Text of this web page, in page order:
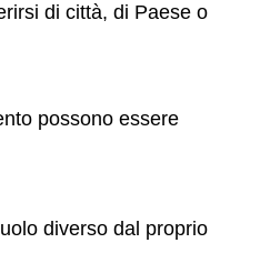
di città, di Paese o
possono essere
diverso dal proprio